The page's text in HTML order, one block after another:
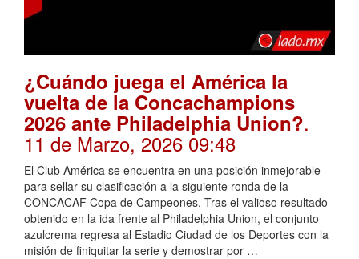
¿Cuándo juega el América la
vuelta de la Concachampions
2026 ante Philadelphia Union?.
11 de Marzo, 2026 09:48
El Club América se encuentra en una posición inmejorable
para sellar su clasificación a la siguiente ronda de la
CONCACAF Copa de Campeones. Tras el valioso resultado
obtenido en la ida frente al Philadelphia Union, el conjunto
azulcrema regresa al Estadio Ciudad de los Deportes con la
misión de finiquitar la serie y demostrar por …